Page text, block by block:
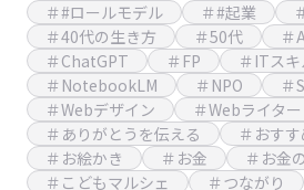
＃#ロールモデル ＃#起業
＃40代の生き方
＃50代 ＃
＃ChatGPT
＃FP ＃ITス
＃NotebookLM
＃NPO ＃
＃Webデザイン
＃Webライター
＃ありがとうを伝える
＃おす
＃お絵かき
＃お金
＃お金
＃こどもマルシェ
＃つながり